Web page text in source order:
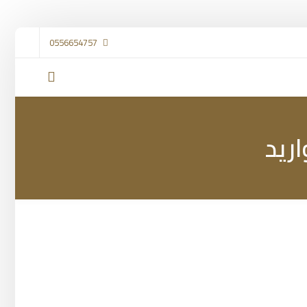
0556654757